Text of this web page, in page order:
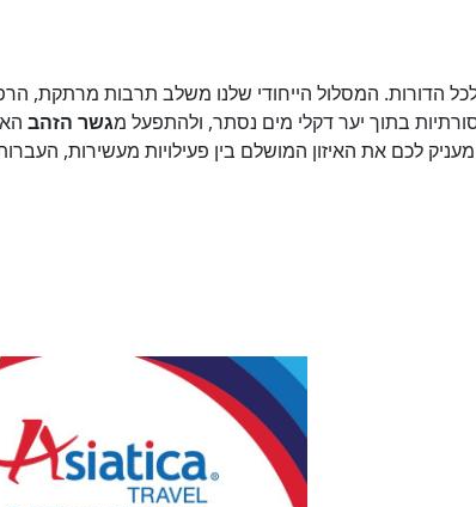
לכל הדורות. המסלול הייחודי שלנו משלב תרבות מרתקת,
בתוך יער דקלי מים נסתר, ולהתפעל מגשר הזהב
מעניק לכם את האיזון המושלם בין פעילויות מעשירות,